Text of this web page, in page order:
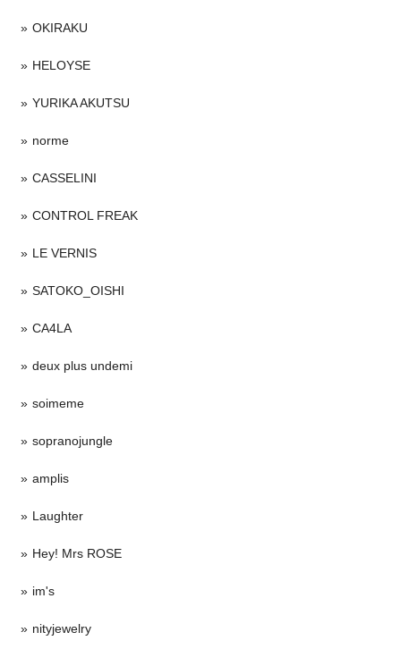
OKIRAKU
HELOYSE
YURIKA AKUTSU
norme
CASSELINI
CONTROL FREAK
LE VERNIS
SATOKO_OISHI
CA4LA
deux plus undemi
soimeme
sopranojungle
amplis
Laughter
Hey! Mrs ROSE
im's
nityjewelry